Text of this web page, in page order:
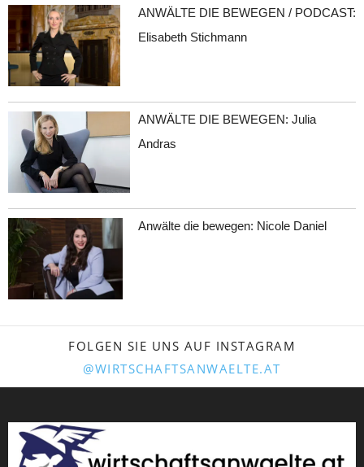
ANWÄLTE DIE BEWEGEN / PODCAST:
Elisabeth Stichmann
ANWÄLTE DIE BEWEGEN: Julia
Andras
Anwälte die bewegen: Nicole Daniel
FOLGEN SIE UNS AUF INSTAGRAM
@WIRTSCHAFTSANWAELTE.AT